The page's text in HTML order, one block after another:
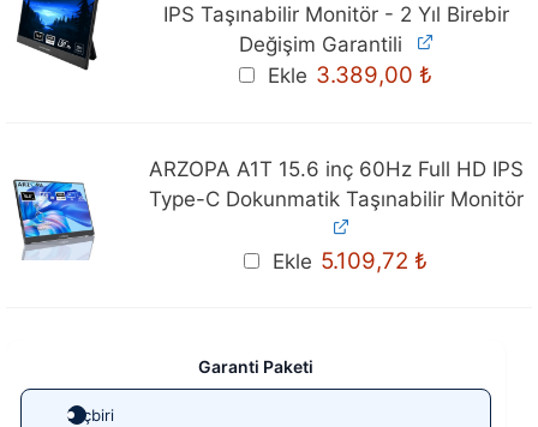
IPS Taşınabilir Monitör - 2 Yıl Birebir
Değişim Garantili
Ekle 3.389,00₺
ARZOPA A1T 15.6 inç 60Hz Full HD IPS
Type-C Dokunmatik Taşınabilir Monitör
Ekle Orijinal
fiyat:
5.109,72₺
Garanti Paketi
Hiçbiri